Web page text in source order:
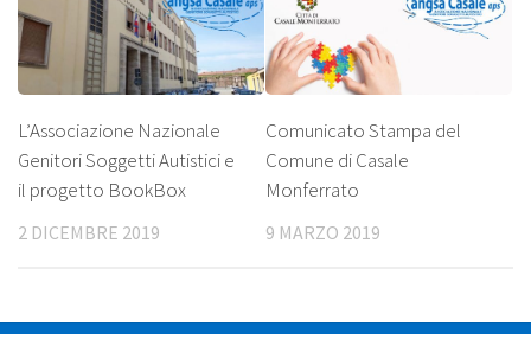
L’Associazione Nazionale
Genitori Soggetti Autistici e
il progetto BookBox
2 DICEMBRE 2019
Comunicato Stampa del
Comune di Casale
Monferrato
9 MARZO 2019